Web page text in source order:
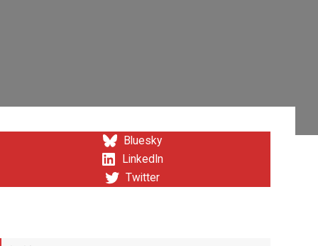
Bluesky
LinkedIn
Twitter